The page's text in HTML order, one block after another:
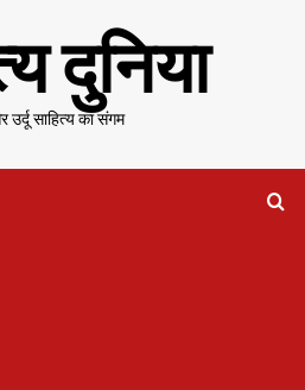
दुनिया
उर्दू साहित्य का संगम